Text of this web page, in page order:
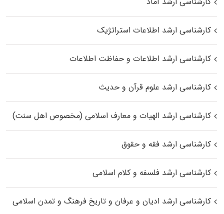
کارشناسی ارشد اطلاعات استراتژیک
کارشناسی ارشد اطلاعات و حفاظت اطلاعات
کارشناسی ارشد علوم قرآن و حدیث
کارشناسی ارشد الهیات و معارف اسلامی (مخصوص اهل سنت)
کارشناسی ارشد فقه و حقوق
کارشناسی ارشد فلسفه و کلام اسلامی
کارشناسی ارشد ادیان و عرفان و تاریخ فرهنگ و تمدن اسلامی